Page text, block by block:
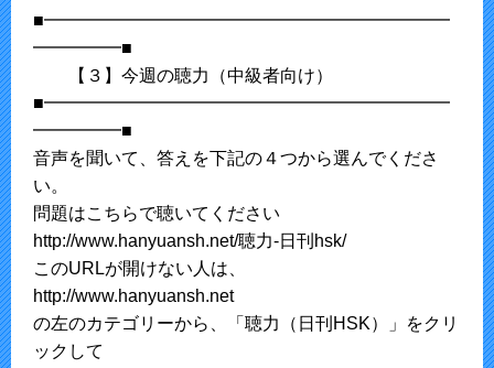
■━━━━━━━━━━━━━━━━━━━━━━━
━━━━━■
【３】今週の聴力（中級者向け）
■━━━━━━━━━━━━━━━━━━━━━━━
━━━━━■
音声を聞いて、答えを下記の４つから選んでくださ
い。
問題はこちらで聴いてください
http://www.hanyuansh.net/聴力-日刊hsk/
このURLが開けない人は、
http://www.hanyuansh.net
の左のカテゴリーから、「聴力（日刊HSK）」をクリ
ックして